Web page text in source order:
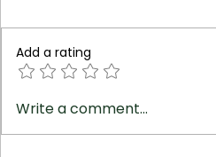
La prevención del cáncer de
acceso, contexto y equidad.
Add a rating
Write a comment...